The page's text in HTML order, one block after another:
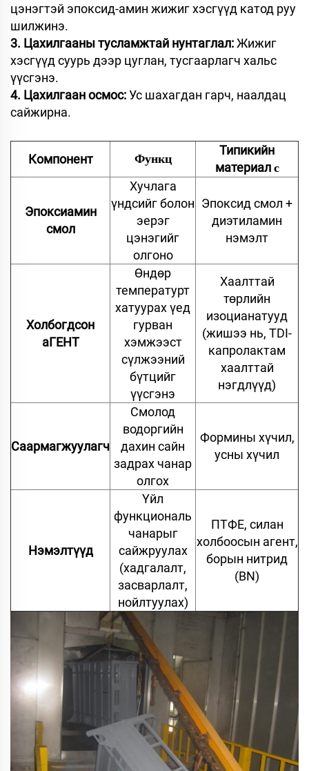
цэнэгтэй эпоксид-амин жижиг хэсгүүд катод руу
шилжинэ.
3. Цахилгааны тусламжтай нунтаглал:Жижиг
хэсгүүд суурь дээр цуглан, тусгаарлагч хальс
үүсгэнэ.
4. Цахилгаан осмос:Ус шахагдан гарч, наалдац
сайжирна.
Компонент Функц
Типикийн
материалс
Эпоксиамин
смол
Хучлага
үндсийг болон
эерэг
цэнэгийг
олгоно
Эпоксид смол +
диэтиламин
нэмэлт
Холбогдсон
аГЕНТ
Өндөр
температурт
хатуурах үед
гурван
хэмжээст
сүлжээний
бүтцийг
үүсгэнэ
Хаалттай
төрлийн
изоцианатууд
(жишээ нь, TDI-
капролактам
хаалттай
нэгдлүүд)
Саармагжуулагч
Смолод
водоргийн
дахин сайн
задрах чанар
олгох
Формины хүчил,
усны хүчил
Нэмэлтүүд
Үйл
функциональ
чанарыг
сайжруулах
(хадгалалт,
засварлалт,
нойлтуулах)
ПТФЕ, силан
холбоосын агент,
борын нитрид
(BN)